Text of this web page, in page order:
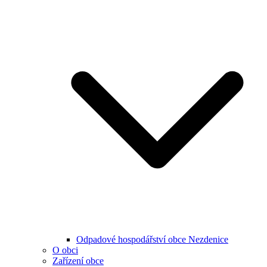
Odpadové hospodářství obce Nezdenice
O obci
Zařízení obce